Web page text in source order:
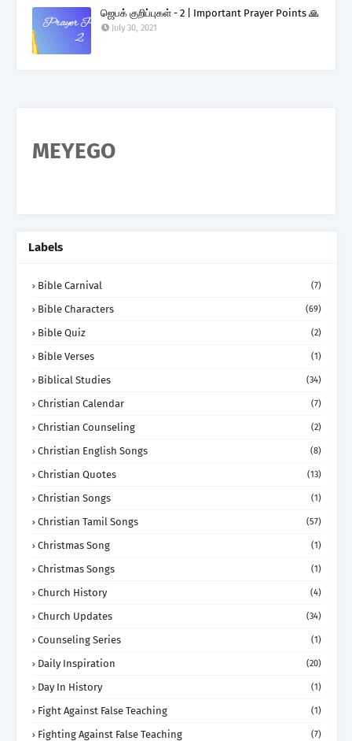
ஜெபக் குறிப்புகள் - 2 | Important Prayer Points 🙏
July 30, 2021
MEYEGO
Labels
Bible Carnival (7)
Bible Characters (69)
Bible Quiz (2)
Bible Verses (1)
Biblical Studies (34)
Christian Calendar (7)
Christian Counseling (2)
Christian English Songs (8)
Christian Quotes (13)
Christian Songs (1)
Christian Tamil Songs (57)
Christmas Song (1)
Christmas Songs (1)
Church History (4)
Church Updates (34)
Counseling Series (1)
Daily Inspiration (20)
Day In History (1)
Fight Against False Teaching (1)
Fighting Against False Teaching (7)